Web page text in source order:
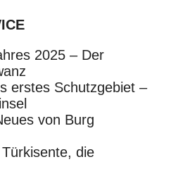
2025 – Der
erstes Schutzgebiet –
von Burg
die